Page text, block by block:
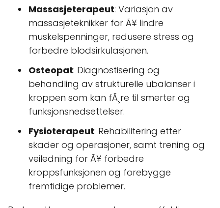
Massasjeterapeut: Variasjon av
massasjeteknikker for Ã¥ lindre
muskelspenninger, redusere stress og
forbedre blodsirkulasjonen.
Osteopat: Diagnostisering og
behandling av strukturelle ubalanser i
kroppen som kan fÃ¸re til smerter og
funksjonsnedsettelser.
Fysioterapeut: Rehabilitering etter
skader og operasjoner, samt trening og
veiledning for Ã¥ forbedre
kroppsfunksjonen og forebygge
fremtidige problemer.